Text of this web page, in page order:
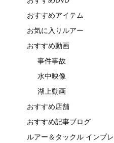
おすすめアイテム
お気に入りルアー
おすすめ動画
事件事故
水中映像
湖上動画
おすすめ店舗
おすすめ記事ブログ
ルアー＆タックル インプレ